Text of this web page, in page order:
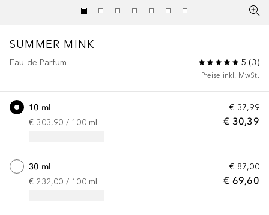
SUMMER MINK
Eau de Parfum 5 (3)
Preise inkl. MwSt.
€ 37,99
€ 30,39
10 ml
€ 303,90 / 100 ml
€ 87,00
€ 69,60
30 ml
€ 232,00 / 100 ml